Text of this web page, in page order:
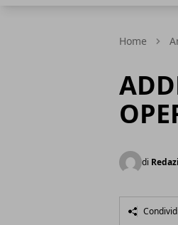
Home
di
Condividi